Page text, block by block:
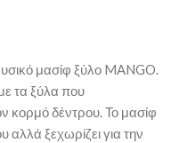
μασίφ ξύλο MANGO.
τα ξύλα που
κορμό δέντρου. Το μασίφ
αλλά ξεχωρίζει για την